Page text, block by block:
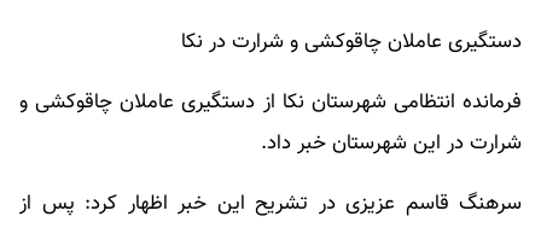
دستگیری عاملان چاقوکشی و شرارت در نکا
فرمانده انتظامی شهرستان نکا از دستگیری عاملان چاقوکشی و
شرارت در این شهرستان خبر داد.
سرهنگ قاسم عزیزی در تشریح این خبر اظهار کرد: پس از